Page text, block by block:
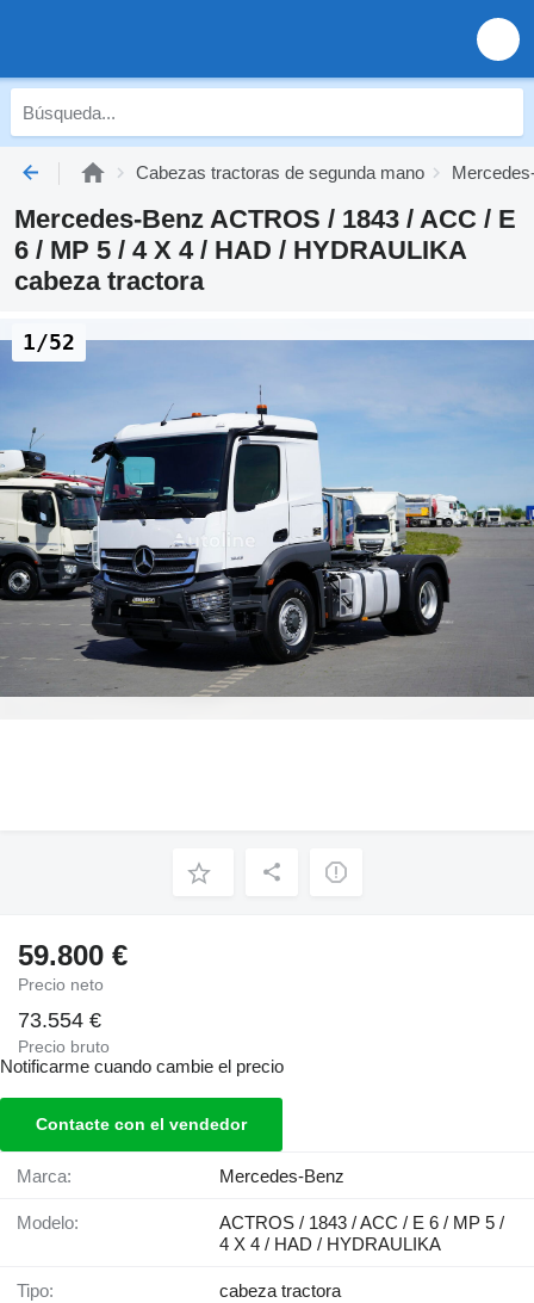
Cabezas tractoras de segunda mano
Mercedes-Benz ACTROS / 1843 / ACC / E
6 / MP 5 / 4 X 4 / HAD / HYDRAULIKA
cabeza tractora
1/52
59.800 €
Precio neto
73.554 €
Precio bruto
Notificarme cuando cambie el precio
Contacte con el vendedor
Marca: Mercedes-Benz
Modelo:
ACTROS / 1843 / ACC / E 6 / MP 5 /
4 X 4 / HAD / HYDRAULIKA
Tipo: cabeza tractora